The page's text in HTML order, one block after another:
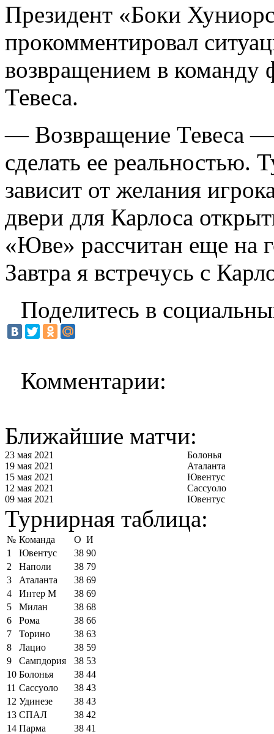
Президент «Боки
прокомментировал
возвращением в команду
Тевеса.
— Возвращение Тевеса
сделать ее реальностью.
зависит от желания
двери для Карлоса
«Юве» рассчитан еще на
Завтра я встречусь с
Поделитесь в
Комментарии:
Ближайшие матчи:
23 мая 2021
Болонья
19 мая 2021
Аталанта
15 мая 2021
Ювентус
12 мая 2021
Сассуоло
09 мая 2021
Ювентус
Турнирная таблица:
№ Команда О И
1
Ювентус 38 90
2
Наполи 38 79
3
Аталанта 38 69
4
Интер М 38 69
5
Милан 38 68
6
Рома 38 66
7
Торино 38 63
8
Лацио 38 59
9
Сампдория 38 53
10 Болонья 38 44
11 Сассуоло 38 43
12 Удинезе 38 43
13 СПАЛ 38 42
14 Парма 38 41